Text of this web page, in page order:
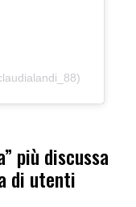
più discussa
di utenti